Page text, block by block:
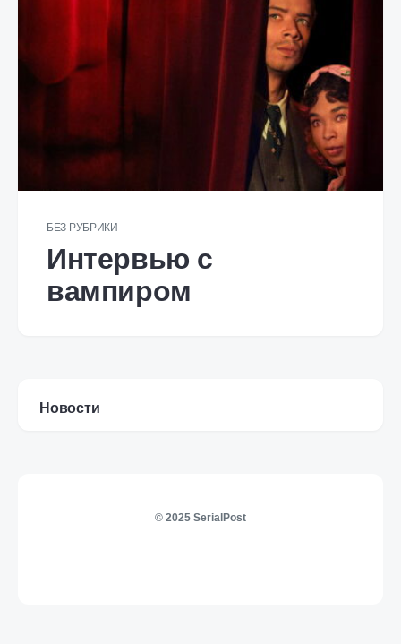
БЕЗ РУБРИКИ
Интервью с
вампиром
Новости
© 2025 SerialPost